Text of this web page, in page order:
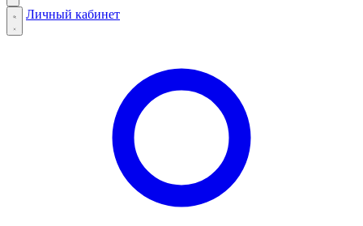
Личный кабинет